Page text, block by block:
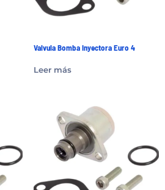
Valvula Bomba Inyectora Euro 4
Leer más